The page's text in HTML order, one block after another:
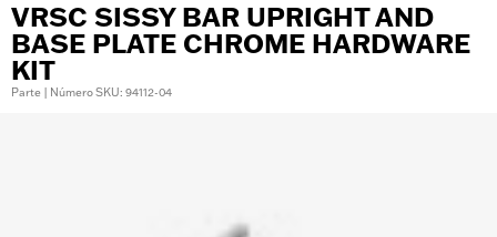
VRSC SISSY BAR UPRIGHT AND
BASE PLATE CHROME HARDWARE
KIT
Parte | Número SKU: 94112-04